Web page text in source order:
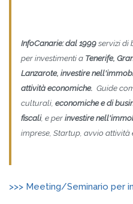
InfoCanarie: dal 1999servizi di
per investimenti a Tenerife,
Lanzarote, investire
attività economiche. Guide
culturali, economiche e di
fiscali, e perinvestire
imprese, Startup, avvio attività
>>> Meeting/Seminario per